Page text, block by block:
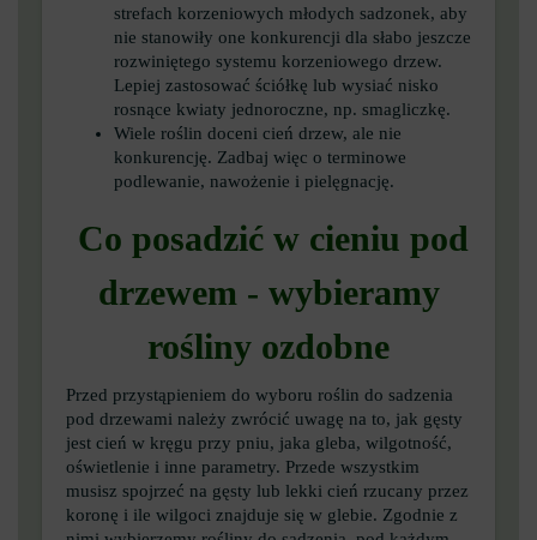
strefach korzeniowych młodych sadzonek, aby
nie stanowiły one konkurencji dla słabo jeszcze
rozwiniętego systemu korzeniowego drzew.
Lepiej zastosować ściółkę lub wysiać nisko
rosnące kwiaty jednoroczne, np. smagliczkę.
Wiele roślin doceni cień drzew, ale nie
konkurencję. Zadbaj więc o terminowe
podlewanie, nawożenie i pielęgnację.
Co posadzić w cieniu pod
drzewem - wybieramy
rośliny ozdobne
Przed przystąpieniem do wyboru roślin do sadzenia
pod drzewami należy zwrócić uwagę na to, jak gęsty
jest cień w kręgu przy pniu, jaka gleba, wilgotność,
oświetlenie i inne parametry. Przede wszystkim
musisz spojrzeć na gęsty lub lekki cień rzucany przez
koronę i ile wilgoci znajduje się w glebie. Zgodnie z